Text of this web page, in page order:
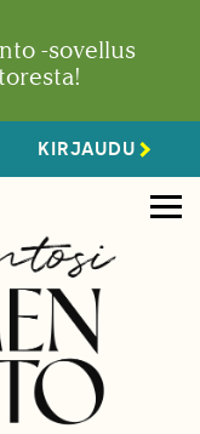
-sovellus
KIRJAUDU